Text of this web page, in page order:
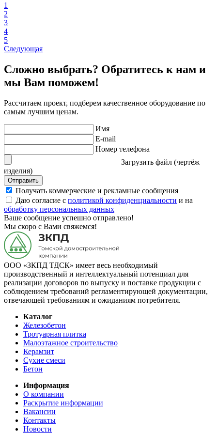
1
2
3
4
5
Следующая
Сложно выбрать? Обратитесь к нам и
мы Вам поможем!
Рассчитаем проект, подберем качественное оборудование по
самым лучшим ценам.
Имя
E-mail
Номер телефона
Загрузить файл (чертёж
изделия)
Отправить
Получать коммерческие и рекламные сообщения
Даю согласие с политикой конфиденциальности и на
обработку персональных данных
Ваше сообщение успешно отправлено!
Мы скоро с Вами свяжемся!
ООО «ЗКПД ТДСК» имеет весь необходимый
производственный и интеллектуальный потенциал для
реализации договоров по выпуску и поставке продукции с
соблюдением требований регламентирующей документации,
отвечающей требованиям и ожиданиям потребителя.
Каталог
Железобетон
Тротуарная плитка
Малоэтажное строительство
Керамзит
Сухие смеси
Бетон
Информация
О компании
Раскрытие информации
Вакансии
Контакты
Новости